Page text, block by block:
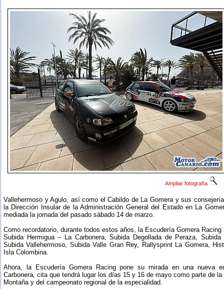
Ampliar fotografía
Vallehermoso y Agulo, así como el Cabildo de La Gomera y sus
la Dirección Insular de la Administración General del Estado en La
mediada la jornada del pasado sábado 14 de marzo.
Como recordatorio, durante todos estos años, la Escudería Gomera
Subida Hermigua – La Carbonera, Subida Degollada de Peraza,
Subida Vallehermoso, Subida Valle Gran Rey, Rallysprint La Gomera,
Isla Colombina.
Ahora, la Escudería Gomera Racing pone su mirada en una nueva
Carbonera, cita que tendrá lugar los días 15 y 16 de mayo como parte de
Montaña y del campeonato regional de la especialidad.